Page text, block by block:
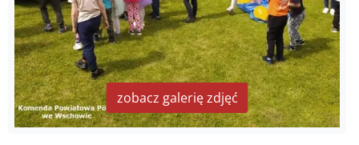
zobacz galerię zdjęć